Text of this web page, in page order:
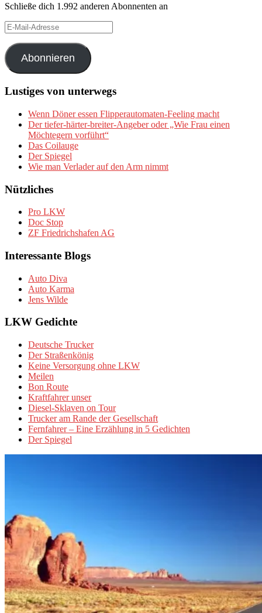
Schließe dich 1.992 anderen Abonnenten an
E-
Mail-
Adresse
Abonnieren
Lustiges von unterwegs
Wenn Döner essen Flipperautomaten-Feeling macht
Der tiefer-härter-breiter-Angeber oder „Wie Frau einen
Möchtegern vorführt“
Das Coilauge
Der Spiegel
Wie man Verlader auf den Arm nimmt
Nützliches
Pro LKW
Doc Stop
ZF Friedrichshafen AG
Interessante Blogs
Auto Diva
Auto Karma
Jens Wilde
LKW Gedichte
Deutsche Trucker
Der Straßenkönig
Keine Versorgung ohne LKW
Meilen
Bon Route
Kraftfahrer unser
Diesel-Sklaven on Tour
Trucker am Rande der Gesellschaft
Fernfahrer – Eine Erzählung in 5 Gedichten
Der Spiegel